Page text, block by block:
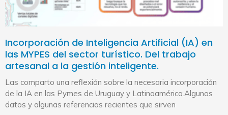
Incorporación de Inteligencia Artificial (IA) en
las MYPES del sector turístico. Del trabajo
artesanal a la gestión inteligente.
Las comparto una reflexión sobre la necesaria incorporación
de la IA en las Pymes de Uruguay y Latinoamérica.Algunos
datos y algunas referencias recientes que sirven